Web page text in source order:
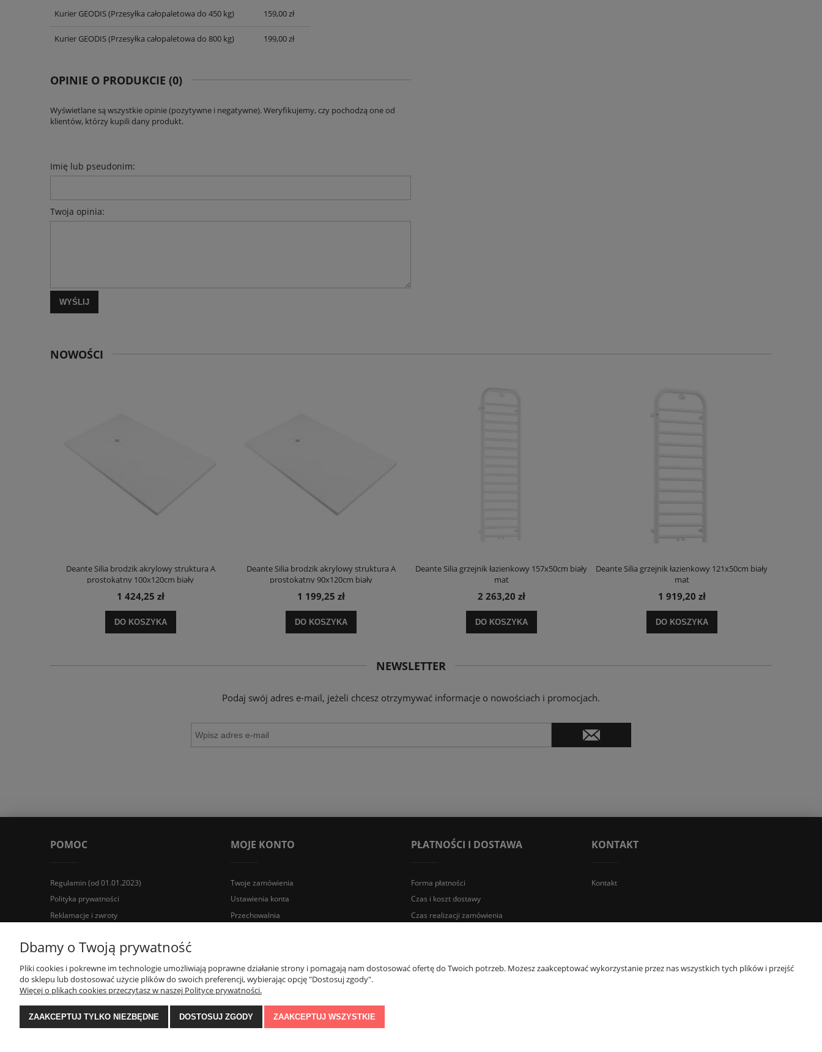
CENA NIE ZAWIERA EWENTUALNYCH
Kurier GEODIS(Przesyłka całopaletowa do 450 kg) 159,00 zł
Kurier GEODIS(Przesyłka całopaletowa do 800 kg) 199,00 zł
OPINIE O PRODUKCIE (0)
Wyświetlane są wszystkie opinie (pozytywne i negatywne). Weryfikujemy, czy pochodzą one od
klientów, którzy kupili dany produkt.
Imię lub pseudonim:
Twoja opinia:
WYŚLIJ
NOWOŚCI
Deante Silia brodzik akrylowy struktura A
prostokątny 100x120cm biały
1 424,25 zł
DO KOSZYKA
Deante Silia brodzik akrylowy struktura A
prostokątny 90x120cm biały
1 199,25 zł
DO KOSZYKA
Deante Silia grzejnik łazienkowy 157x50cm biały
mat
2 263,20 zł
DO KOSZYKA
Deante Silia grzejnik łazienkowy 121x50cm biały
mat
1 919,20 zł
DO KOSZYKA
NEWSLETTER
Podaj swój adres e-mail, jeżeli chcesz otrzymywać informacje o nowościach i promocjach.
POMOC
Regulamin (od 01.01.2023)
Polityka prywatności
Reklamacje i zwroty
MOJE KONTO
Twoje zamówienia
Ustawienia konta
Przechowalnia
PŁATNOŚCI I DOSTAWA
Forma płatności
Czas i koszt dostawy
Czas realizacji zamówienia
KONTAKT
Kontakt
Wyposażenie łazienek Łazienki.eco | Pawła 23, 41-708 Ruda Śląska | E-mail: sklep@lazienki.eco | Tel.: 600 012 164 lub 600 012 159 | TGS Przemysław Stoń | NIP: 6312213594 | REGON: 276403698
Dbamy o Twoją prywatność
Pliki cookies i pokrewne im technologie umożliwiają poprawne działanie strony i pomagają nam dostosować ofertę do Twoich potrzeb. Możesz zaakceptować wykorzystanie przez nas wszystkich tych plików i przejść
do sklepu lub dostosować użycie plików do swoich preferencji, wybierając opcję "Dostosuj zgody".
Więcej o plikach cookies przeczytasz w naszej Polityce prywatności.
ZAAKCEPTUJ TYLKO NIEZBĘDNE DOSTOSUJ ZGODY ZAAKCEPTUJ WSZYSTKIE